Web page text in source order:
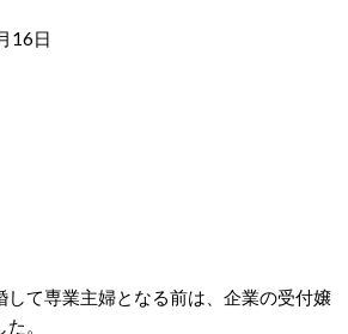
16日
して専業主婦となる前は、企業の受付嬢
。